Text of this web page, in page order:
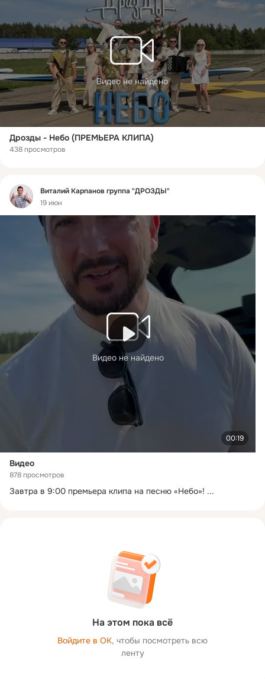
Видео не найдено
Дрозды - Небо (ПРЕМЬЕРА КЛИПА)
438 просмотров
Фид
Виталий Карпанов группа "ДРОЗДЫ"
19 июн
00:19
Видео не найдено
Видео
878 просмотров
Завтра в 9:00 премьера клипа на песню «Небо»! ...
На этом пока всё
Войдите в ОК, чтобы посмотреть всю
ленту